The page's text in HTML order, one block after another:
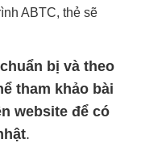
ABTC, thẻ sẽ
bị và theo
tham khảo bài
website để có
.